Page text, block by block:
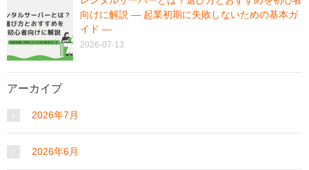
向けに解説 ― 起業初期に失敗しないための基本ガ
イド ―
2026-07-13
アーカイブ
2026年7月
2026年6月